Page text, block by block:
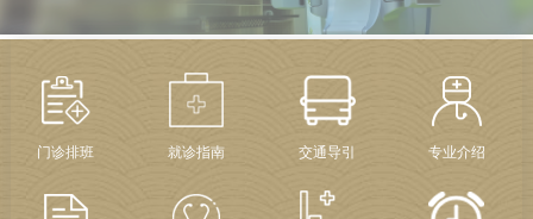
门诊排班 就诊指南 交通导引 专业介绍